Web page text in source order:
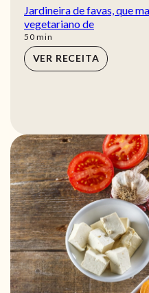
Jardineira de favas, que
vegetariano de
50min
min
VER RECEITA